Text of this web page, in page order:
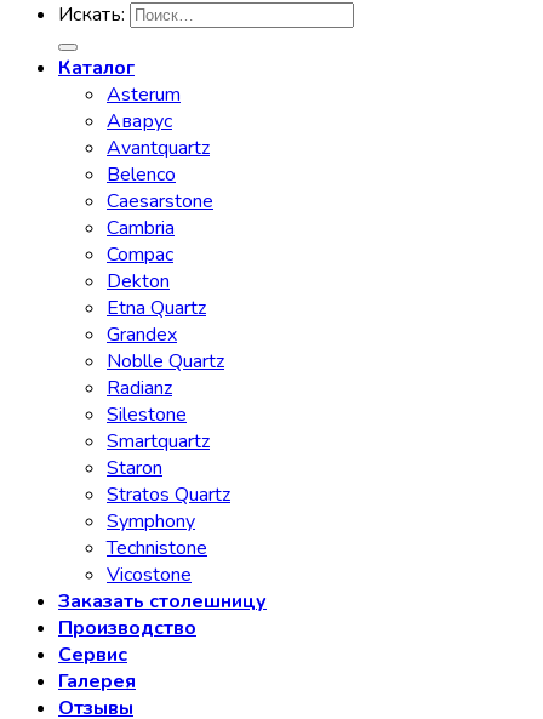
Искать:
Каталог
Asterum
Аварус
Avantquartz
Belenco
Caesarstone
Cambria
Compac
Dekton
Etna Quartz
Grandex
Noblle Quartz
Radianz
Silestone
Smartquartz
Staron
Stratos Quartz
Symphony
Technistone
Vicostone
Заказать столешницу
Производство
Сервис
Галерея
Отзывы